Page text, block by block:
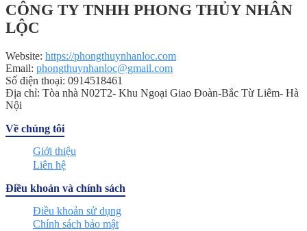
CÔNG TY TNHH PHONG THỦY NHÂN
LỘC
Website: https://phongthuynhanloc.com
Email: phongthuynhanloc@gmail.com
Số điện thoại: 0914518461
Địa chỉ: Tòa nhà N02T2- Khu Ngoại Giao Đoàn-Bắc Từ Liêm- Hà
Nội
Về chúng tôi
Giới thiệu
Liên hệ
Điều khoản và chính sách
Điều khoản sử dụng
Chính sách bảo mật